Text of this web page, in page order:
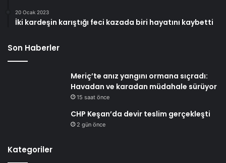
20 Ocak 2023
İki kardeşin karıştığı feci kazada biri hayatını kaybetti
Son Haberler
Meriç’te anız yangını ormana sıçradı:
Havadan ve karadan müdahale sürüyor
15 saat önce
CHP Keşan’da devir teslim gerçekleşti
2 gün önce
Kategoriler